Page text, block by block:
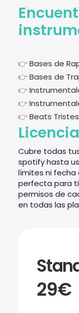
👉Bases de
👉Bases de
👉
👉
👉Beats Tristes
Cubre todas
spotify hasta
límites ni fecha
perfecta para
permisos de
en todas las
29€